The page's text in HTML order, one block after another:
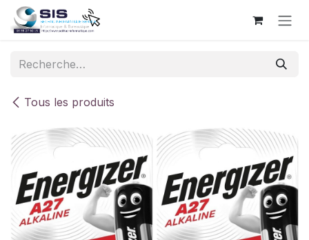
Se rendre au contenu
Tous les produits